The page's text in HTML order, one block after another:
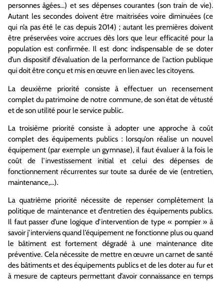
personnes âgées…) et ses dépenses courantes (son train de vie).
Autant les secondes doivent être maitrisées voire diminuées (ce
qui n’a pas été le cas depuis 2014) ; autant les premières doivent
être préservées voire accrues dès lors que leur efficacité pour la
population est confirmée. Il est donc indispensable de se doter
d’un dispositif d’évaluation de la performance de l’action publique
qui doit être conçu et mis en œuvre en lien avec les citoyens.
La deuxième priorité consiste à effectuer un recensement
complet du patrimoine de notre commune, de son état de vétusté
et de son utilité pour le service public.
La troisième priorité consiste à adopter une approche à coût
complet des équipements publics : lorsqu’on réalise un nouvel
équipement (par exemple un gymnase), il faut évaluer à la fois le
coût de l’investissement initial et celui des dépenses de
fonctionnement récurrentes sur toute sa durée de vie (entretien,
maintenance,…).
La quatrième priorité nécessite de repenser complètement la
politique de maintenance et d’entretien des équipements publics.
Il faut passer d’une logique d’intervention de type « pompier » à
savoir j’interviens quand l’équipement ne fonctionne plus ou quand
le bâtiment est fortement dégradé à une maintenance dite
préventive. Cela nécessite de mettre en œuvre un carnet de santé
des bâtiments et des équipements publics et de les doter au fur et
à mesure de capteurs permettant d’avoir connaissance en temps